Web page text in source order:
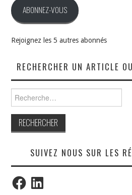
ABONNEZ-VOUS
Rejoignez les 5 autres abonnés
RECHERCHER UN ARTICLE
SUIVEZ NOUS SUR LES
FacebookLinkedIn